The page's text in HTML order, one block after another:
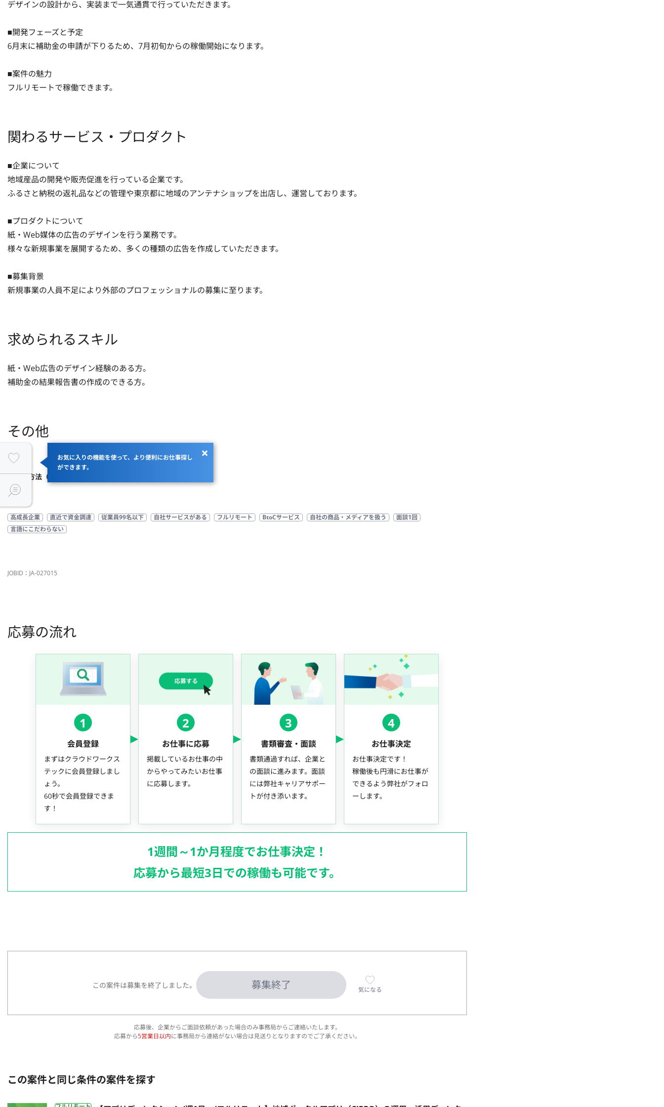
お気に入りの機能を使って、より便利にお仕事探し
ができます。
デザインの設計から、実装まで一気通貫で行っていただきます。
■開発フェーズと予定
6月末に補助金の申請が下りるため、7月初旬からの稼働開始になります。
■案件の魅力
フルリモートで稼働できます。
関わるサービス・プロダクト
■企業について
地域産品の開発や販売促進を行っている企業です。
ふるさと納税の返礼品などの管理や東京都に地域のアンテナショップを出店し、運営しております。
■プロダクトについて
紙・Web媒体の広告のデザインを行う業務です。
様々な新規事業を展開するため、多くの種類の広告を作成していただきます。
■募集背景
新規事業の人員不足により外部のプロフェッショナルの募集に至ります。
求められるスキル
紙・Web広告のデザイン経験のある方。
補助金の結果報告書の作成のできる方。
その他
商流
エンド→クラウドテック
支払い方法（精算幅）
高成長企業 直近で資金調達 従業員99名以下 自社サービスがある フルリモート BtoCサービス 自社の商品・メディアを扱う
面談1回
言語にこだわらない
JOBID：JA-027015
応募の流れ
1
会員登録
まずはクラウドワークス
テックに会員登録しまし
ょう。
60秒で会員登録できま
す！
2
お仕事に応募
掲載しているお仕事の中
からやってみたいお仕事
に応募します。
3
書類審査・面談
書類通過すれば、企業と
の面談に進みます。面談
には弊社キャリアサポー
トが付き添います。
4
お仕事決定
お仕事決定です！
稼働後も円滑にお仕事が
できるよう弊社がフォロ
ーします。
1週間～1か月程度でお仕事決定！
応募から最短3日での稼働も可能です。
この案件は募集を終了しました。 募集終了 気になる
応募後、企業からご面談依頼があった場合のみ事務局からご連絡いたします。
応募から5営業日以内に事務局から連絡がない場合は見送りとなりますのでご了承ください。
この案件と同じ条件の案件を探す